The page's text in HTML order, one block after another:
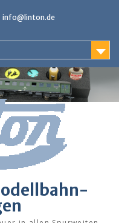
info@linton.de